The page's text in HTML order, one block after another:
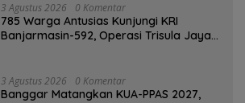
3 Agustus 2026 0 Komentar
785 Warga Antusias Kunjungi KRI
Banjarmasin-592, Operasi Trisula Jaya
3 Agustus 2026 0 Komentar
‎Banggar Matangkan KUA-PPAS 2027,